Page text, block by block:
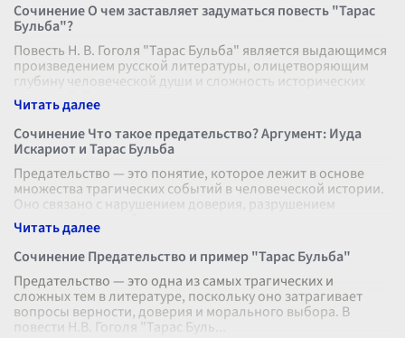
Сочинение О чем заставляет задуматься повесть "Тарас
Бульба"?
Повесть Н. В. Гоголя "Тарас Бульба" является выдающимся
произведением русской литературы, олицетворяющим
глубину человеческой души и сложность исторических
коллизий. Перед читателе
Сочинение Что такое предательство? Аргумент: Иуда
Искариот и Тарас Бульба
Предательство — это понятие, которое лежит в основе
множества трагических событий в человеческой истории.
Оно связано с нарушением доверия, разрушением
отношений и неизбежно вызыва
Сочинение Предательство и пример "Тарас Бульба"
Предательство — это одна из самых трагических и
сложных тем в литературе, поскольку оно затрагивает
вопросы верности, доверия и морального выбора. В
повести Н.В. Гоголя "Тарас Буль